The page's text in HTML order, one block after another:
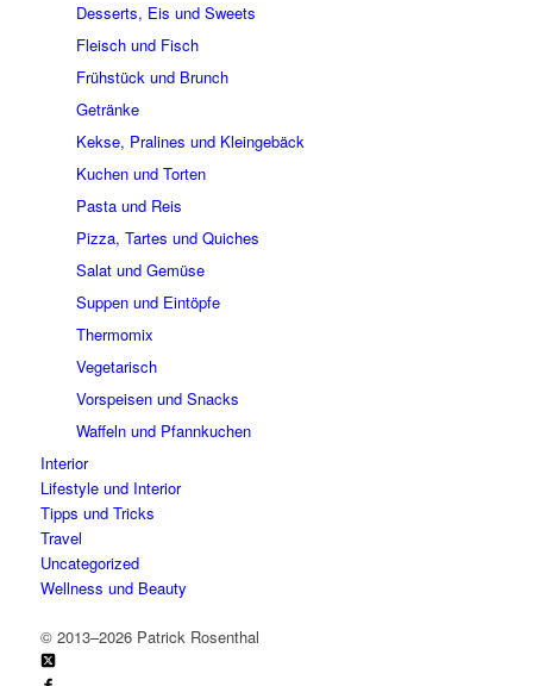
Desserts, Eis und Sweets
Fleisch und Fisch
Frühstück und Brunch
Getränke
Kekse, Pralines und Kleingebäck
Kuchen und Torten
Pasta und Reis
Pizza, Tartes und Quiches
Salat und Gemüse
Suppen und Eintöpfe
Thermomix
Vegetarisch
Vorspeisen und Snacks
Waffeln und Pfannkuchen
Interior
Lifestyle und Interior
Tipps und Tricks
Travel
Uncategorized
Wellness und Beauty
©2013–2026 Patrick Rosenthal